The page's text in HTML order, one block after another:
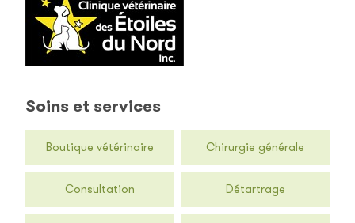
Soins et services
Boutique vétérinaire Chirurgie générale
Consultation Détartrage